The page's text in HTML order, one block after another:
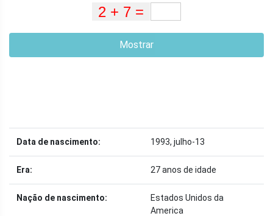
Mostrar
Data de nascimento: 1993, julho-13
Era: 27 anos de idade
Nação de nascimento:
Estados Unidos da
America